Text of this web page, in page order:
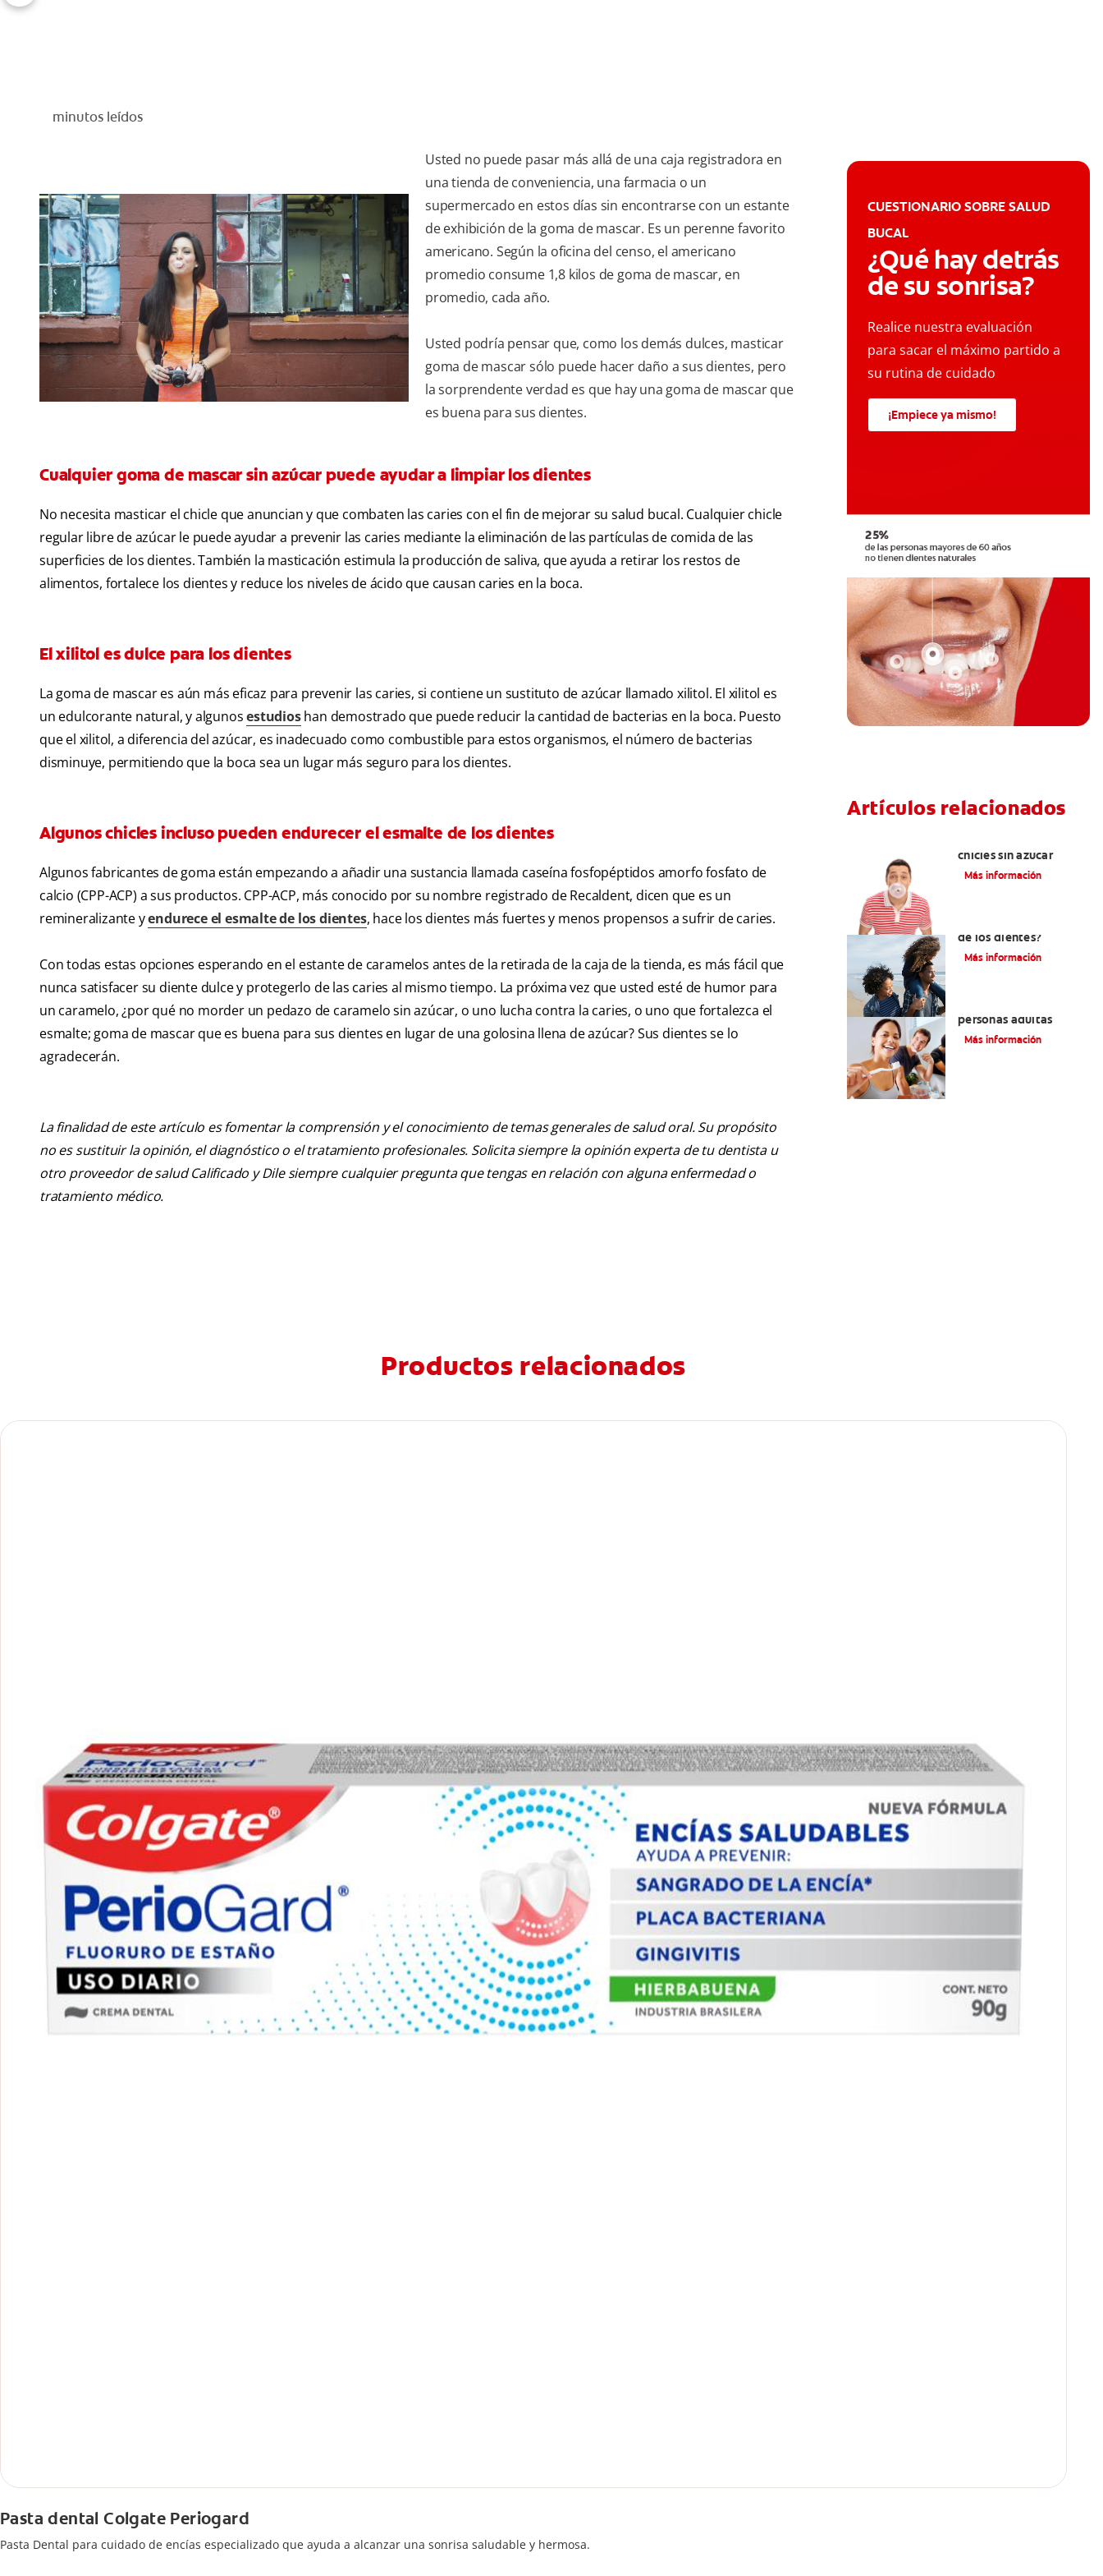
minutos leídos
Usted no puede pasar más allá de una caja registradora en
una tienda de conveniencia, una farmacia o un
supermercado en estos días sin encontrarse con un estante
de exhibición de la goma de mascar. Es un perenne favorito
americano. Según la oficina del censo, el americano
promedio consume 1,8 kilos de goma de mascar, en
promedio, cada año.
Usted podría pensar que, como los demás dulces, masticar
goma de mascar sólo puede hacer daño a sus dientes, pero
la sorprendente verdad es que hay una goma de mascar que
es buena para sus dientes.
Cualquier goma de mascar sin azúcar puede ayudar a limpiar los dientes
No necesita masticar el chicle que anuncian y que combaten las caries con el fin de mejorar su salud bucal. Cualquier chicle
regular libre de azúcar le puede ayudar a prevenir las caries mediante la eliminación de las partículas de comida de las
superficies de los dientes. También la masticación estimula la producción de saliva, que ayuda a retirar los restos de
alimentos, fortalece los dientes y reduce los niveles de ácido que causan caries en la boca.
El xilitol es dulce para los dientes
La goma de mascar es aún más eficaz para prevenir las caries, si contiene un sustituto de azúcar llamado xilitol. El xilitol es
un edulcorante natural, y algunosestudioshan demostrado que puede reducir la cantidad de bacterias en la boca. Puesto
que el xilitol, a diferencia del azúcar, es inadecuado como combustible para estos organismos, el número de bacterias
disminuye, permitiendo que la boca sea un lugar más seguro para los dientes.
Algunos chicles incluso pueden endurecer el esmalte de los dientes
Algunos fabricantes de goma están empezando a añadir una sustancia llamada caseína fosfopéptidos amorfo fosfato de
calcio (CPP-ACP) a sus productos. CPP-ACP, más conocido por su nombre registrado de Recaldent, dicen que es un
remineralizante yendurece el esmalte de los dientes, hace los dientes más fuertes y menos propensos a sufrir de caries.
Con todas estas opciones esperando en el estante de caramelos antes de la retirada de la caja de la tienda, es más fácil que
nunca satisfacer su diente dulce y protegerlo de las caries al mismo tiempo. La próxima vez que usted esté de humor para
un caramelo, ¿por qué no morder un pedazo de caramelo sin azúcar, o uno lucha contra la caries, o uno que fortalezca el
esmalte; goma de mascar que es buena para sus dientes en lugar de una golosina llena de azúcar? Sus dientes se lo
agradecerán.
La finalidad de este artículo es fomentar la comprensión y el conocimiento de temas generales de salud oral. Su propósito
no es sustituir la opinión, el diagnóstico o el tratamiento profesionales. Solicita siempre la opinión experta de tu dentista u
otro proveedor de salud Calificado y Dile siempre cualquier pregunta que tengas en relación con alguna enfermedad o
tratamiento médico.
CUESTIONARIO SOBRE SALUD
BUCAL
¿Qué hay detrás
de su sonrisa?
Realice nuestra evaluación
para sacar el máximo partido a
su rutina de cuidado
¡Empiece ya mismo!
Artículos relacionados
chicles sin azúcar
Más información
de los dientes?
Más información
personas adultas
Más información
Productos relacionados
Pasta dental Colgate Periogard
Pasta Dental para cuidado de encías especializado que ayuda a alcanzar una sonrisa saludable y hermosa.